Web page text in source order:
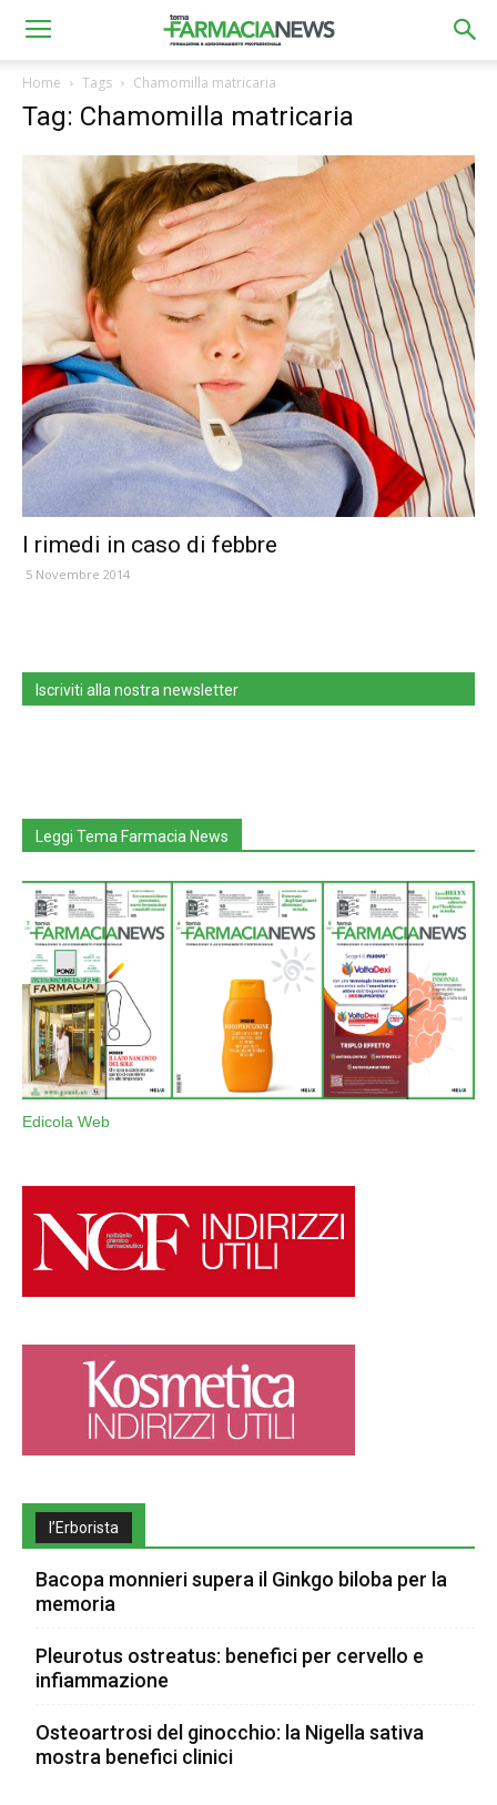
Home Tags Chamomilla matricaria
Tag: Chamomilla matricaria
I rimedi in caso di febbre
5 Novembre 2014
Iscriviti alla nostra newsletter
Leggi Tema Farmacia News
Edicola Web
l’Erborista
Bacopa monnieri supera il Ginkgo biloba per la
memoria
Pleurotus ostreatus: benefici per cervello e
infiammazione
Osteoartrosi del ginocchio: la Nigella sativa
mostra benefici clinici